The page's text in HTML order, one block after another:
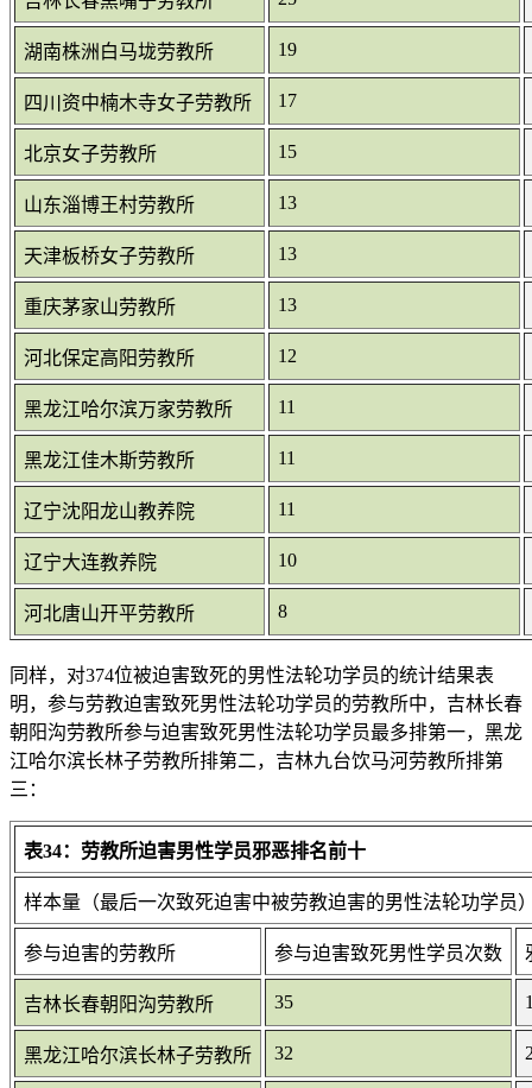
湖南株洲白马垅劳教所 19
四川资中楠木寺女子劳教所 17
北京女子劳教所 15
山东淄博王村劳教所 13
天津板桥女子劳教所 13
重庆茅家山劳教所 13
河北保定高阳劳教所 12
黑龙江哈尔滨万家劳教所 11
黑龙江佳木斯劳教所 11
辽宁沈阳龙山教养院 11
辽宁大连教养院 10
河北唐山开平劳教所 8
同样，对374位被迫害致死的男性法轮功学员的统计结果表
明，参与劳教迫害致死男性法轮功学员的劳教所中，吉林长春
朝阳沟劳教所参与迫害致死男性法轮功学员最多排第一，黑龙
江哈尔滨长林子劳教所排第二，吉林九台饮马河劳教所排第
三：
表34：劳教所迫害男性学员邪恶排名前十
样本量（最后一次致死迫害中被劳教迫害的男性法轮功学员
参与迫害的劳教所 参与迫害致死男性学员次数
吉林长春朝阳沟劳教所 35
黑龙江哈尔滨长林子劳教所 32